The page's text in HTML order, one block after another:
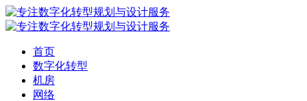
首页
数字化转型
机房
网络